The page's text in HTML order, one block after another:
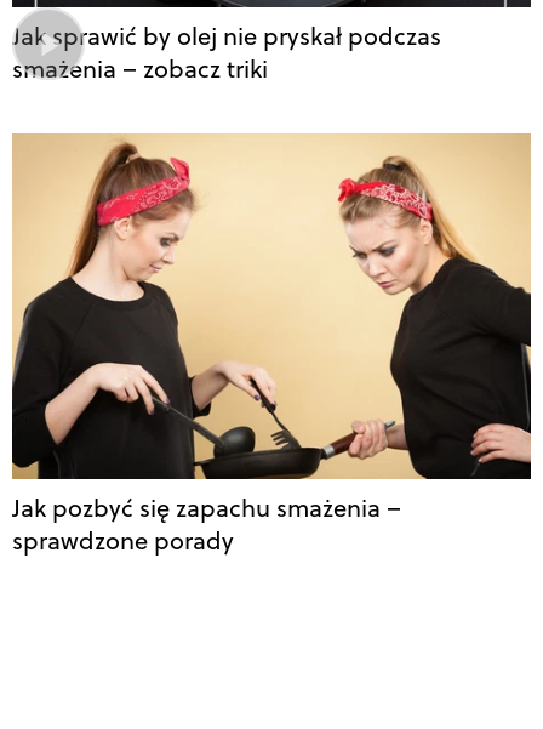
Jak sprawić by olej nie pryskał podczas
smażenia – zobacz triki
Jak pozbyć się zapachu smażenia –
sprawdzone porady